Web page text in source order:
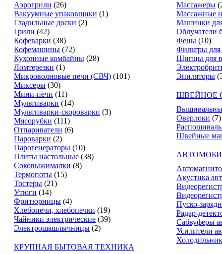
Аэрогрили (26)
Вакуумные упаковщики (1)
Гладильные доски (2)
Грили (42)
Кофеварки (38)
Кофемашины (72)
Кухонные комбайны (28)
Ломтерезки (1)
Микроволновые печи (СВЧ) (101)
Миксеры (30)
Мини-печи (11)
Мультиварки (14)
Мультиварки-скороварки (3)
Мясорубки (111)
Отпариватели (6)
Пароварки (2)
Парогенераторы (10)
Плиты настольные (38)
Соковыжималки (8)
Термопоты (15)
Тостеры (21)
Утюги (14)
Фритюрницы (4)
Хлебопечи, хлебопечки (19)
Чайники электрические (39)
Электрошашлычницы (2)
КРУПНАЯ БЫТОВАЯ ТЕХНИКА
Массажеры
Массажные
Машинки
Облучатели
Фены (10)
Фильтры
Щипцы для
Эпиляторы
ШВЕЙНОЕ
Оверлоки (7)
Швейные
Акустика
Пуско-
Радар-
Сабвуферы
Усилители